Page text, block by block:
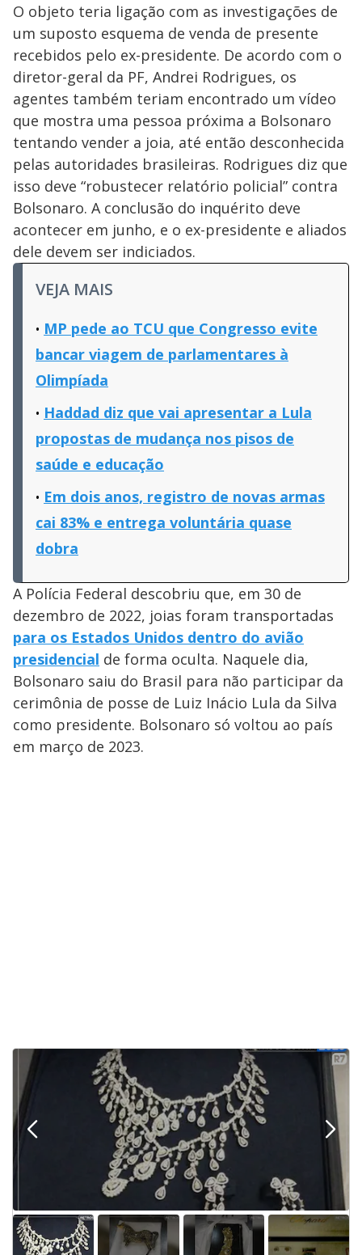
O objeto teria ligação com as investigações de
um suposto esquema de venda de presente
recebidos pelo ex-presidente. De acordo com o
diretor-geral da PF, Andrei Rodrigues, os
agentes também teriam encontrado um vídeo
que mostra uma pessoa próxima a Bolsonaro
tentando vender a joia, até então desconhecida
pelas autoridades brasileiras. Rodrigues diz que
isso deve “robustecer relatório policial” contra
Bolsonaro. A conclusão do inquérito deve
acontecer em junho, e o ex-presidente e aliados
dele devem ser indiciados.
VEJA MAIS
MP pede ao TCU que Congresso evite
bancar viagem de parlamentares à
Olimpíada
Haddad diz que vai apresentar a Lula
propostas de mudança nos pisos de
saúde e educação
Em dois anos, registro de novas armas
cai 83% e entrega voluntária quase
dobra
A Polícia Federal descobriu que, em 30 de
dezembro de 2022, joias foram transportadas
para os Estados Unidos dentro do avião
presidencial de forma oculta. Naquele dia,
Bolsonaro saiu do Brasil para não participar da
cerimônia de posse de Luiz Inácio Lula da Silva
como presidente. Bolsonaro só voltou ao país
em março de 2023.